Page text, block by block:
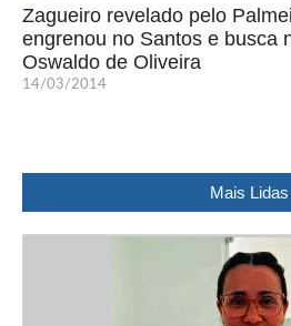
Zagueiro revelado pelo
engrenou no Santos e busca
Oswaldo de Oliveira
14/03/2014
Mais Lidas